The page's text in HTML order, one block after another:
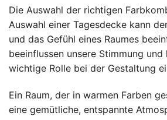
Die Auswahl der richtigen
Auswahl einer Tagesdecke kann
und das Gefühl eines Raumes
beeinflussen unsere Stimmung und
wichtige Rolle bei der Gestaltung
Ein Raum, der in warmen Farben
eine gemütliche, entspannte